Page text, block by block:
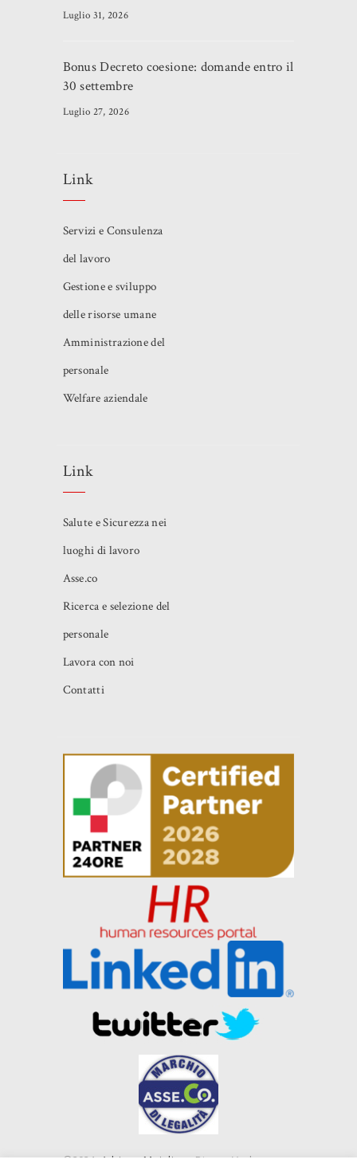
Luglio 31, 2026
Bonus Decreto coesione: domande entro il
30 settembre
Luglio 27, 2026
Link
Servizi e Consulenza
del lavoro
Gestione e sviluppo
delle risorse umane
Amministrazione del
personale
Welfare aziendale
Link
Salute e Sicurezza nei
luoghi di lavoro
Asse.co
Ricerca e selezione del
personale
Lavora con noi
Contatti
©2021Adriano Majolino- Piazza Verbano,